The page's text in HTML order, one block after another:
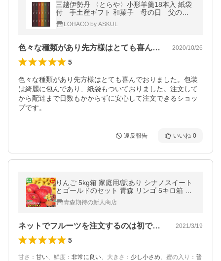
三越伊勢丹 〈とらや〉小形羊羹18本入 紙袋
付 手土産ギフト 和菓子 母の日 父の
日 敬老の日 お祝い
LOHACO by ASKUL
色々な種類があり先方様はとても喜んでお… 2020/10/26
5
色々な種類があり先方様はとても喜んでおりました。包装
は綺麗に包んであり、紙袋もついておりました。注文して
から配達まで日数もかからずに安心して注文できるショッ
プです。
違反報告 いいね 0
りんご 5kg箱 家庭用/訳あり シナノスイート
とゴールドのセット 青森 リンゴ 5キロ箱 送
料無料【家庭用訳あり】★シナノミックス
家訳 5kg箱
青森期待の新人商店
ネットでフルーツを注文するのは初でした… 2021/3/19
5
甘さ ： 甘い、 鮮度 ： 非常に良い、 大きさ ： 少し小さめ、 蜜の入り ： 普